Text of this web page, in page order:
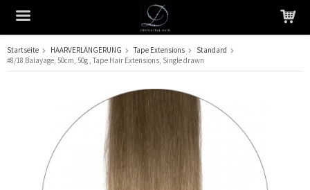
Das Produkt wurde in Ihren Warenkorb gelegt
Startseite HAARVERLÄNGERUNG Tape Extensions
Standard
#8/18 Balayage, 50cm, 50g , Tape Hair Extensions, Single drawn